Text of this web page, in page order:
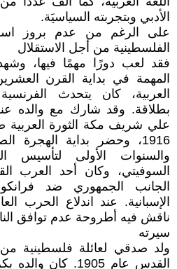
الأدبي وبتجربته السياسيَة.
على الرغم من عدم بروز
الفلسطينية من أجل الاستقلال
فقد لعب دورًا مهمًا فيها،
المهمة في بداية القرن
العربية، كان يتحدث
بطلاقة. وقد شارك مع والده
علي شريف مكة الثورة العربية
1916، وحضر بداية الهجرة
والسنوات الأولى لتأسيس
السوفيتي، وكان أحد العرب
الجانب الجمهوري ضد
الإسبانية. عند اندلاع الحرب
ناقش فيه أطروحة عدم توافق
سيرته
ولد صدقي لعائلة فلسطينية
القدس عام 1905.